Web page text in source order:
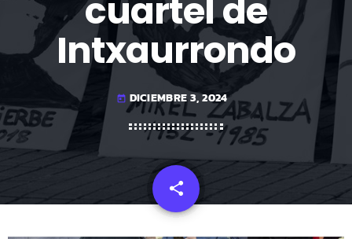
cuartel de
Intxaurrondo
today DICIEMBRE 3, 2024
share
email